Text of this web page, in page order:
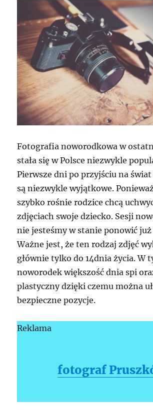
Fotografia noworodkowa w
stała się w Polsce niezwykle
Pierwsze dni po przyjściu na
są niezwykle wyjątkowe.
szybko rośnie rodzice chcą
zdjęciach swoje dziecko. Sesji
nie jesteśmy w stanie ponowić
Ważne jest, że ten rodzaj zdjęć
głównie tylko do 14dnia życia. W
noworodek większość dnia spi
plastyczny dzięki czemu można
bezpieczne pozycje.
Reklama
fotograf